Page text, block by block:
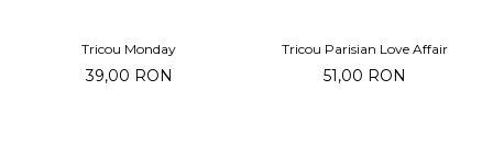
Tricou Monday
39,00 RON
Tricou Parisian Love Affair
51,00 RON